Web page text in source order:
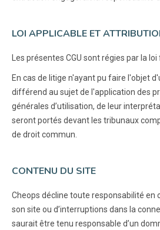
LOI APPLICABLE ET
Les présentes CGU sont régies par la
En cas de litige n'ayant pu faire l'objet
différend au sujet de l'application des
générales d’utilisation, de leur
seront portés devant les tribunaux
de droit commun.
CONTENU DU SITE
Cheops décline toute responsabilité en
son site ou d’interruptions dans la
saurait être tenu responsable d’un